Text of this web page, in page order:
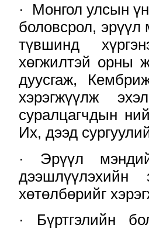
· Монгол улсын
боловсрол, эрүүл
түвшинд
хөгжилтэй орны
дуусгаж,
хэрэгжүүлж
суралцагчдын
Их, дээд
· Эрүүл
дээшлүүлэхийн
хөтөлбөрийг
· Бүртгэлийн